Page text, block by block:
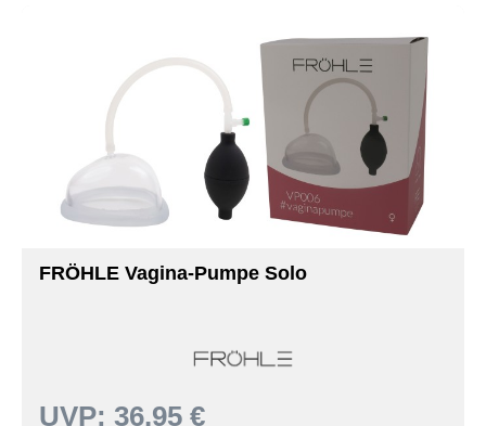
FRÖHLE Vagina-Pumpe Solo
UVP: 36.95 €